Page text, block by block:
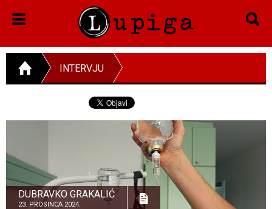
INTERVJU
DUBRAVKO GRAKALIĆ
23. PROSINCA 2024.